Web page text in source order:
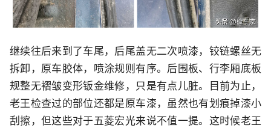
继续往后来到了车尾，后尾盖无二次喷漆，铰链螺丝无
拆卸，原车胶体，喷涂规则有序。后围板、行李厢底板
规整无褶皱变形钣金维修，只是有点儿脏。目前为止，
老王检查过的部位还都是原车漆，虽然也有划痕掉漆小
刮擦，但这些对于五菱宏光来说不值一提。这时候老王